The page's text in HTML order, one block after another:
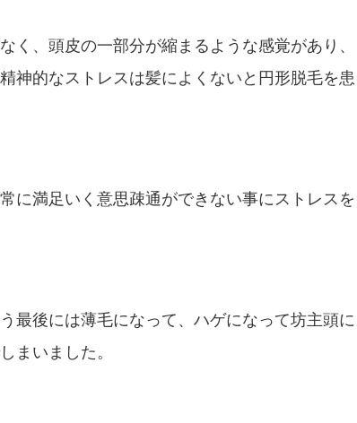
く、頭皮の一部分が縮まるような感覚があり、
神的なストレスは髪によくないと円形脱毛を患
に満足いく意思疎通ができない事にストレスを
最後には薄毛になって、ハゲになって坊主頭に
まいました。